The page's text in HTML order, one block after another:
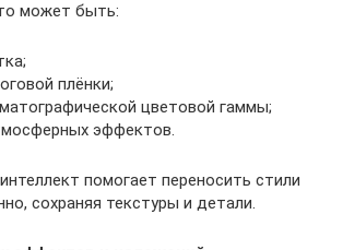
может быть:
плёнки;
цветовой гаммы;
эффектов.
помогает переносить стили
сохраняя текстуры и детали.